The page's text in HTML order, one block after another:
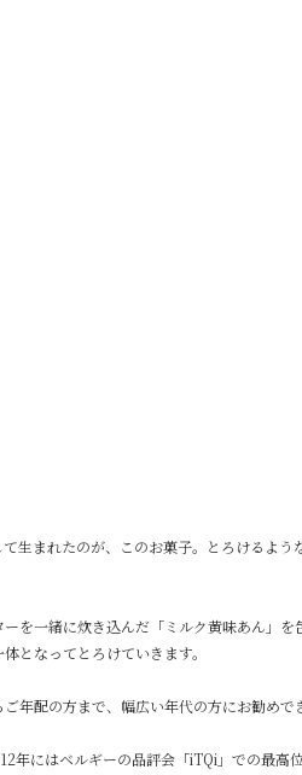
生まれたのが、このお菓子。とろけるよ
を一緒に炊き込んだ「ミルク黄味あん」
となってとろけていきます。
年配の方まで、幅広い年代の方にお勧めで
にはベルギーの品評会「iTQi」での最高